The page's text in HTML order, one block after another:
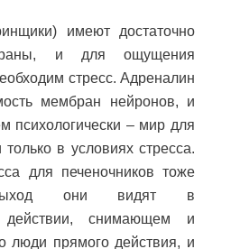
имеют достаточно
и для ощущения
стресс. Адреналин
мембран нейронов, и
психологически – мир для
только в условиях стресса.
для печеночников тоже
Выход они видят в
действии, снимающем и
люди прямого действия, и